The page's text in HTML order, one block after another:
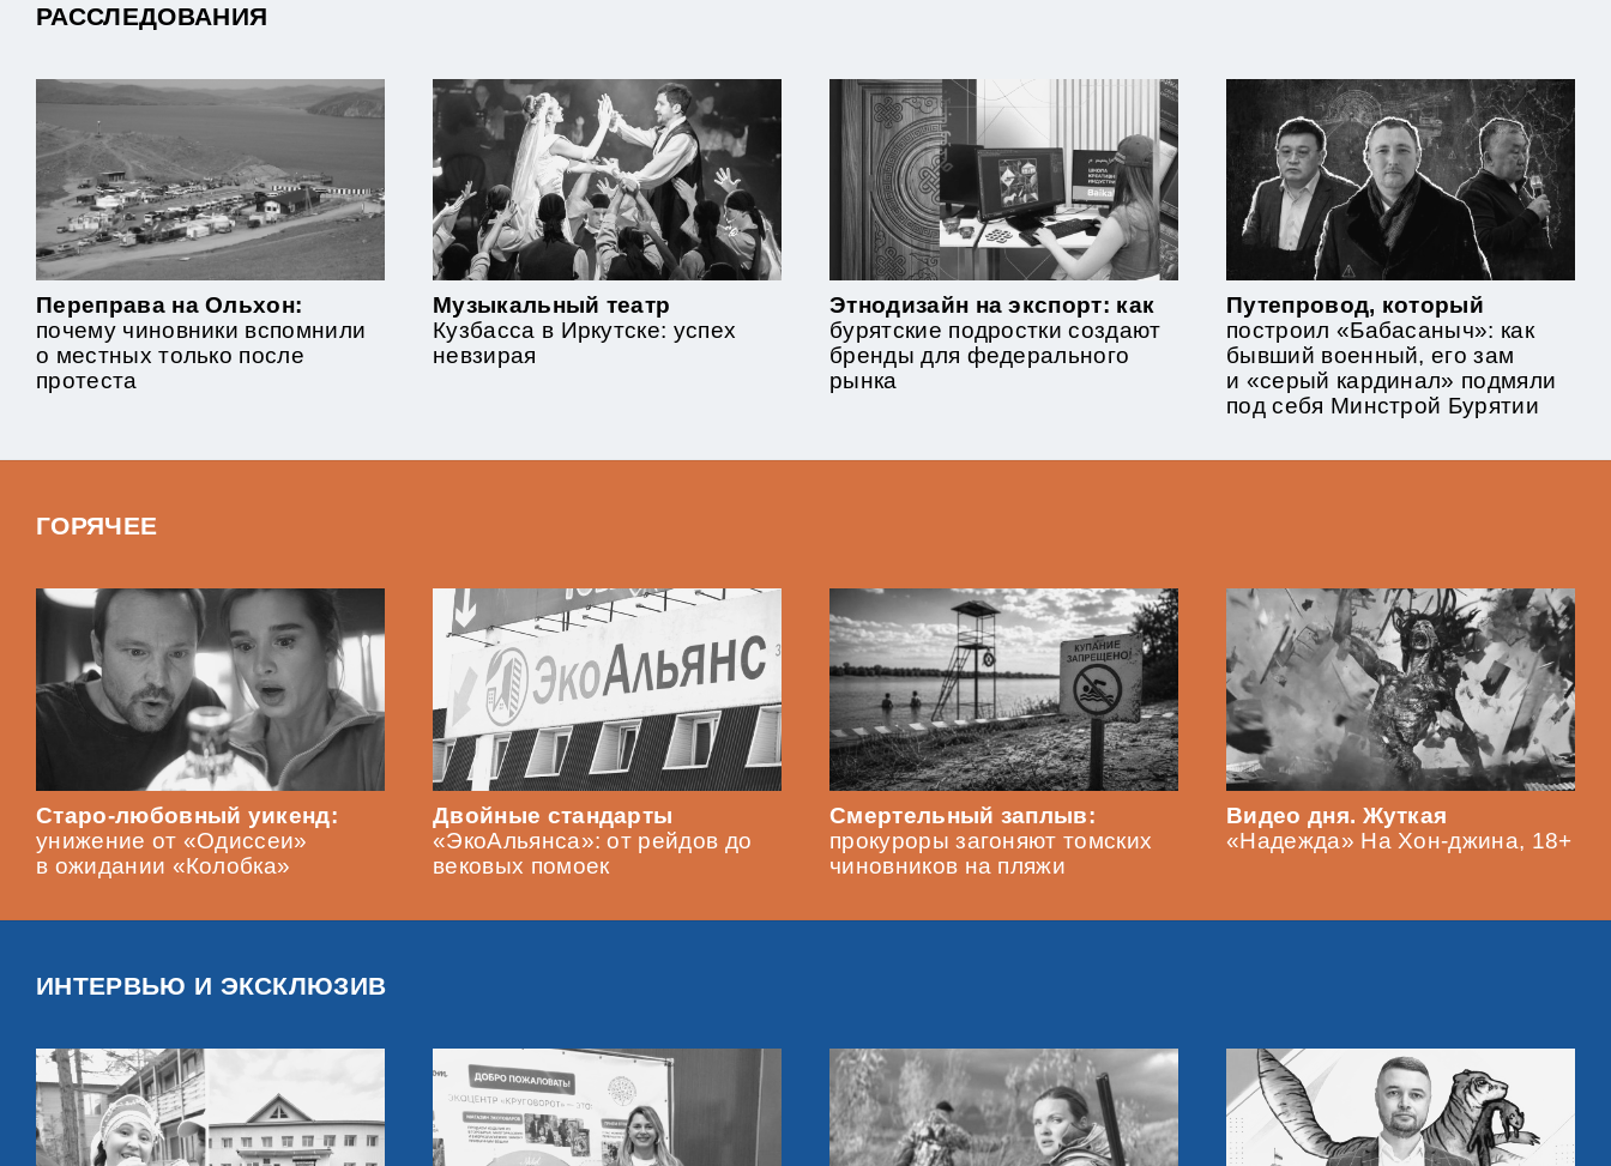
РАССЛЕДОВАНИЯ
Переправа на Ольхон:
почему чиновники вспомнили
о местных только после
протеста
Музыкальный театр
Кузбасса в Иркутске: успех
невзирая
Этнодизайн на экспорт: как
бурятские подростки создают
бренды для федерального
рынка
Путепровод, который
построил «Бабасаныч»: как
бывший военный, его зам
и «серый кардинал» подмяли
под себя Минстрой Бурятии
ГОРЯЧЕЕ
Старо-любовный уикенд:
унижение от «Одиссеи»
в ожидании «Колобка»
Двойные стандарты
«ЭкоАльянса»: от рейдов до
вековых помоек
Смертельный заплыв:
прокуроры загоняют томских
чиновников на пляжи
Видео дня. Жуткая
«Надежда» На Хон-джина, 18+
ИНТЕРВЬЮ И ЭКСКЛЮЗИВ